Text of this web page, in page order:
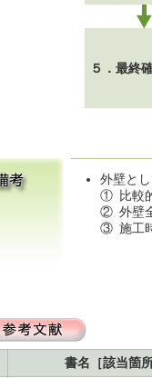
５．最終
外壁と
① 比較
② 外壁
③ 施工
書名［該当箇